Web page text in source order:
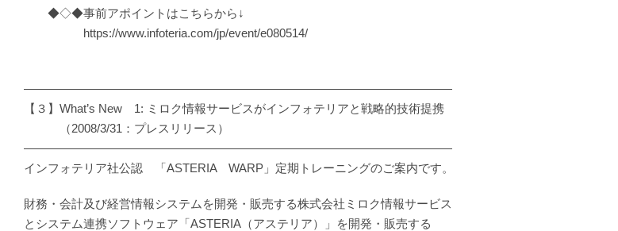
◆◇◆事前アポイントはこちらから↓
https://www.infoteria.com/jp/event/e080514/
――――――――――――――――――――――――――――――――――――
【３】What’s New 1: ミロク情報サービスがインフォテリアと戦略的技術提携
（2008/3/31：プレスリリース）
――――――――――――――――――――――――――――――――――――
インフォテリア社公認 「ASTERIA WARP」定期トレーニングのご案内です。
財務・会計及び経営情報システムを開発・販売する株式会社ミロク情報サービス
とシステム連携ソフトウェア「ASTERIA（アステリア）」を開発・販売する